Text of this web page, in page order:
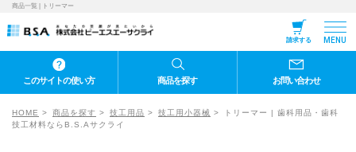
商品一覧 | トリーマー
請求する MENU
このサイトの使い方 商品を探す お問い合わせ
HOME 商品を探す 技工用品 技工用小器械
トリーマー | 歯科用品・歯科
技工材料ならB.S.Aサクライ